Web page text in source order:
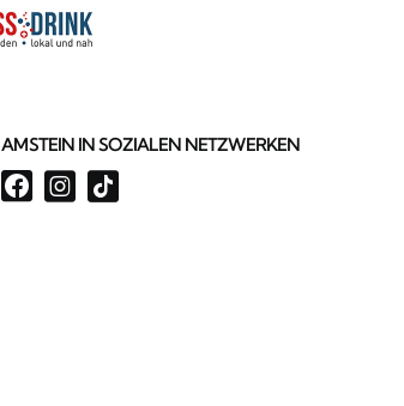
AMSTEIN IN SOZIALEN NETZWERKEN